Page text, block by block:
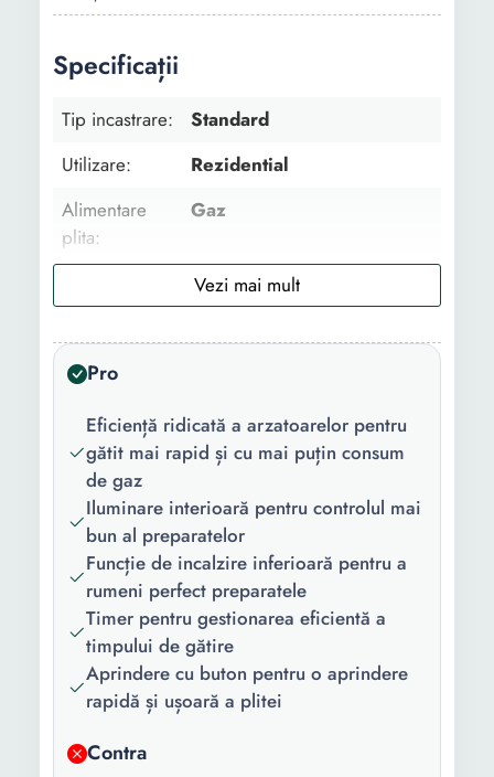
Specificații
Tip incastrare:
Standard
Utilizare:
Rezidential
Alimentare
plita:
Gaz
cuptor:
Electric
panou
comanda:
Material capac: Metal
Functii:
Timer Iluminare interioara
Continut
pachet:
1 x Gratar 1 x Tava cuptor 1
x Aragaz
Culoare:
Negru
Numar
arzatoare:
4
Pro
Eficiență ridicată a arzatoarelor pentru
gătit mai rapid și cu mai puțin consum
de gaz
Iluminare interioară pentru controlul mai
bun al preparatelor
Funcție de incalzire inferioară pentru a
rumeni perfect preparatele
Timer pentru gestionarea eficientă a
timpului de gătire
Aprindere cu buton pentru o aprindere
rapidă și ușoară a plitei
Contra